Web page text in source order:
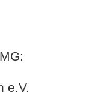
e.V.